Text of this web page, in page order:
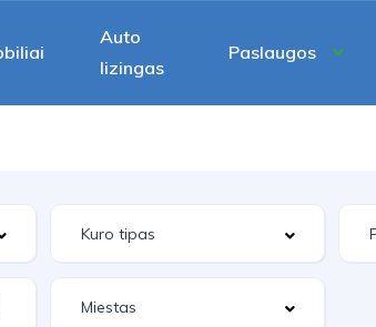
Auto
lizingas
Paslaugos